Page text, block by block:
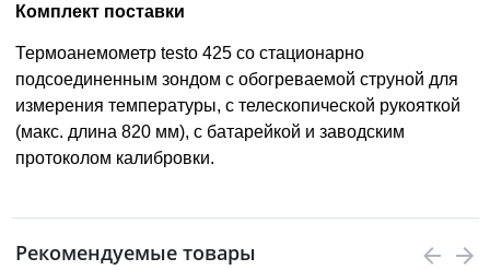
Комплект поставки
Термоанемометр testo 425 со стационарно
подсоединенным зондом с обогреваемой струной для
измерения температуры, с телескопической рукояткой
(макс. длина 820 мм), с батарейкой и заводским
протоколом калибровки.
Рекомендуемые товары